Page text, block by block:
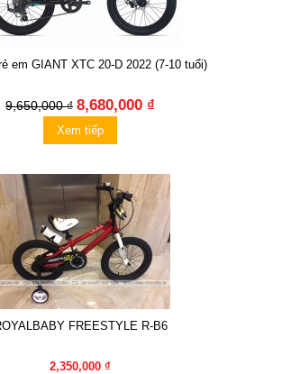
em GIANT XTC 20-D 2022 (7-10 tuổi)
9,650,000 ₫ 8,680,000 ₫
Xem tiếp
FREESTYLE R-B6
2,350,000 ₫